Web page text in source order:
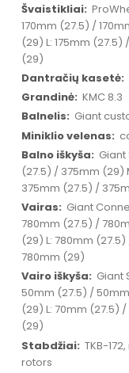
170mm (27.5) /
(29) L: 175mm (27.5)
(29)
KMC 8.3
Giant
Giant
(27.5) / 375mm (29)
375mm (27.5) /
Giant
780mm (27.5) /
(29) L: 780mm
780mm (29)
Giant
50mm (27.5) /
(29) L: 70mm (27.5)
(29)
TKB-
rotors